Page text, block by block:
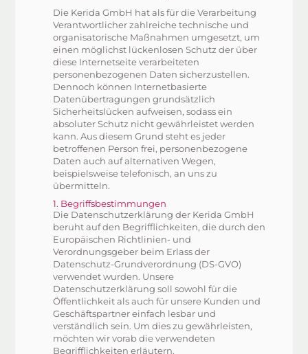
Die Kerida GmbH hat als für die Verarbeitung
Verantwortlicher zahlreiche technische und
organisatorische Maßnahmen umgesetzt, um
einen möglichst lückenlosen Schutz der über
diese Internetseite verarbeiteten
personenbezogenen Daten sicherzustellen.
Dennoch können Internetbasierte
Datenübertragungen grundsätzlich
Sicherheitslücken aufweisen, sodass ein
absoluter Schutz nicht gewährleistet werden
kann. Aus diesem Grund steht es jeder
betroffenen Person frei, personenbezogene
Daten auch auf alternativen Wegen,
beispielsweise telefonisch, an uns zu
übermitteln.
1. Begriffsbestimmungen
Die Datenschutzerklärung der Kerida GmbH
beruht auf den Begrifflichkeiten, die durch den
Europäischen Richtlinien- und
Verordnungsgeber beim Erlass der
Datenschutz-Grundverordnung (DS-GVO)
verwendet wurden. Unsere
Datenschutzerklärung soll sowohl für die
Öffentlichkeit als auch für unsere Kunden und
Geschäftspartner einfach lesbar und
verständlich sein. Um dies zu gewährleisten,
möchten wir vorab die verwendeten
Begrifflichkeiten erläutern.